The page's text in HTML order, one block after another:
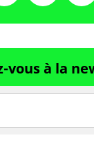
vous à la